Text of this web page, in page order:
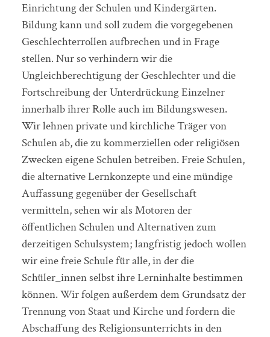
Einrichtung der Schulen und Kindergärten.
Bildung kann und soll zudem die vorgegebenen
Geschlechterrollen aufbrechen und in Frage
stellen. Nur so verhindern wir die
Ungleichberechtigung der Geschlechter und die
Fortschreibung der Unterdrückung Einzelner
innerhalb ihrer Rolle auch im Bildungswesen.
Wir lehnen private und kirchliche Träger von
Schulen ab, die zu kommerziellen oder religiösen
Zwecken eigene Schulen betreiben. Freie Schulen,
die alternative Lernkonzepte und eine mündige
Auffassung gegenüber der Gesellschaft
vermitteln, sehen wir als Motoren der
öffentlichen Schulen und Alternativen zum
derzeitigen Schulsystem; langfristig jedoch wollen
wir eine freie Schule für alle, in der die
Schüler_innen selbst ihre Lerninhalte bestimmen
können. Wir folgen außerdem dem Grundsatz der
Trennung von Staat und Kirche und fordern die
Abschaffung des Religionsunterrichts in den